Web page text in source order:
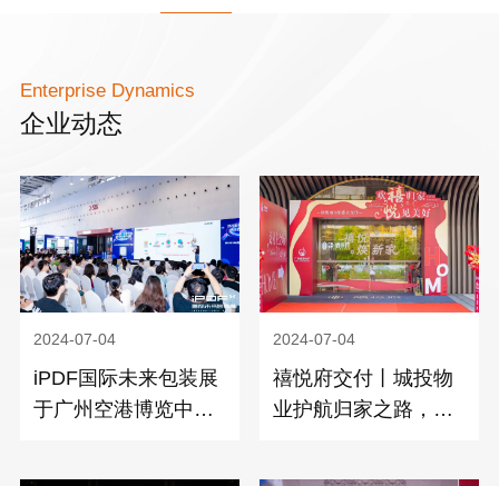
Enterprise Dynamics
企业动态
2024-07-04
iPDF国际未来包装展
于广州空港博览中心
2024-07-04
禧悦府交付丨城投物
业护航归家之路，共